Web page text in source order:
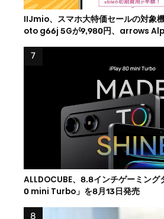
IIJmio、スマホ大特価セールの対象
oto g66j 5Gが9,980円、arrows
ALLDOCUBE、8.8インチゲーミン
0 mini Turbo」を8月13日発売